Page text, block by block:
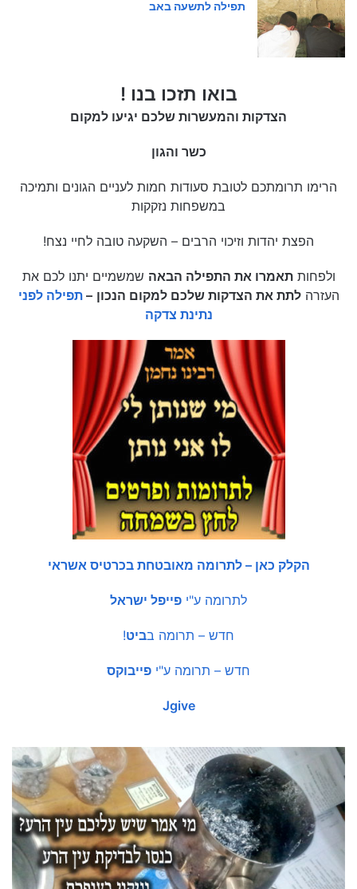
תפילה לתשעה באב
בואו תזכו בנו !
הצדקות והמעשרות שלכם יגיעו למקום
כשר והגון
הרימו תרומתכם לטובת סעודות חמות לעניים הגונים ותמיכה
במשפחות נזקקות
הפצת יהדות וזיכוי הרבים – השקעה טובה לחיי נצח!
ולפחותתאמרו את התפילה הבאה שמשמיים יתנו לכם את
העזרהלתת את הצדקות שלכם למקום הנכון –תפילה לפני
נתינת צדקה
הקלק כאן – לתרומה מאובטחת בכרטיס אשראי
לתרומה ע"י פייפל ישראל
חדש – תרומה בביט!
חדש – תרומה ע"י פייבוקס
Jgive